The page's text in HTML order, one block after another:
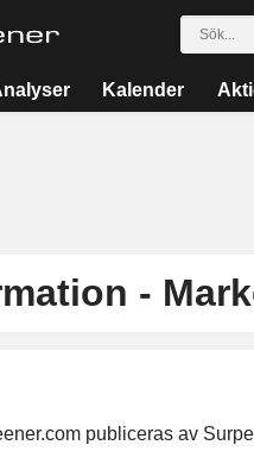
Kalender
-
publiceras av